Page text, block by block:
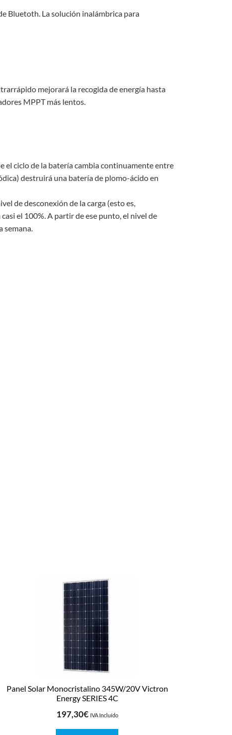
Bluetoth. La solución inalámbrica para
mejorará la recogida de energía hasta
MPPT más lentos.
el ciclo de la batería cambia continuamente entre
destruirá una batería de plomo-ácido en
de desconexión de la carga (esto es,
el 100%. A partir de ese punto, el nivel de
semana.
Panel Solar Monocristalino 345W/20V Victron
Energy SERIES 4C
197,30€ IVA Incluído